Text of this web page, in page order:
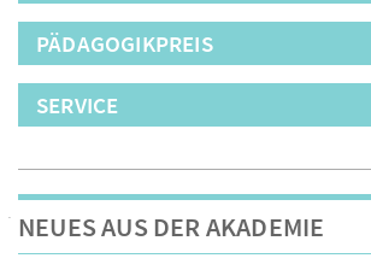
PÄDAGOGIKPREIS
SERVICE
NEUES AUS DER AKADEMIE